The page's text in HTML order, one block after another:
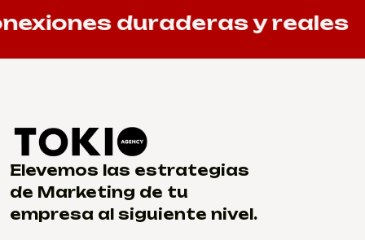
duraderas y reales
Elevemos las estrategias
de Marketing de tu
empresa al siguiente nivel.